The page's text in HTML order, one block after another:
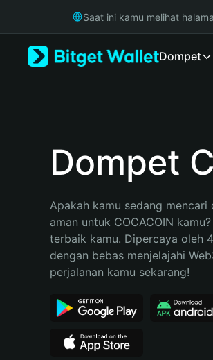
Русский
Bahasa Indonesia
Español (Argentina)
Saat ini kamu melihat
Dompet
Dompet
Apakah kamu sedang
aman untuk COCACOIN
terbaik kamu. Dipercaya oleh
dengan bebas menjelajahi
perjalanan kamu sekarang!